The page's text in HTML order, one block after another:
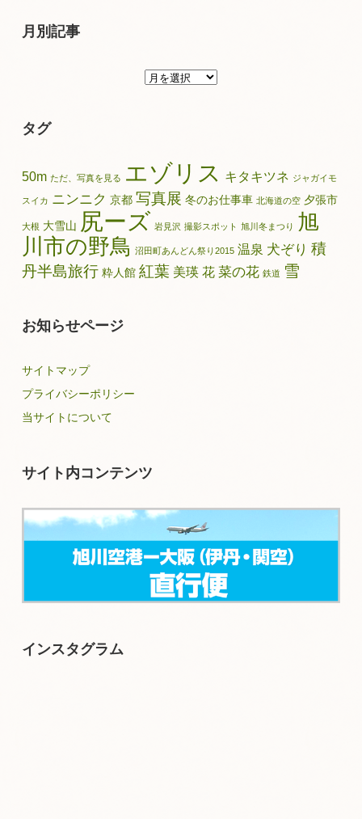
月別記事
月
タグ
50m ただ、写真を見る エゾリス キタキツネ ジャガイモ
スイカ ニンニク 京都 写真展 冬のお仕事車 北海道の空 夕張市
大根 大雪山 尻ーズ 岩見沢 撮影スポット 旭川冬まつり 旭
川市の野鳥 沼田町あんどん祭り2015 温泉 犬ぞり 積
丹半島旅行 粋人館 紅葉 美瑛 花 菜の花 鉄道 雪
お知らせページ
サイトマップ
プライバシーポリシー
当サイトについて
サイト内コンテンツ
インスタグラム